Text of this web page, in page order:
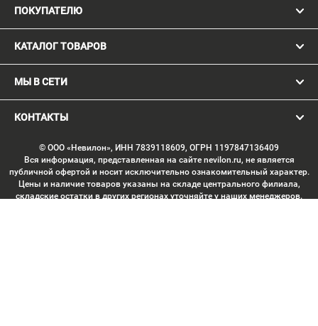
ПОКУПАТЕЛЮ
КАТАЛОГ ТОВАРОВ
МЫ В СЕТИ
КОНТАКТЫ
© ООО «Невилон», ИНН 7839118609, ОГРН 1197847136409
Вся информация, представленная на сайте nevilon.ru, не является
публичной офертой и носит исключительно ознакомительный характер.
Цены и наличие товаров указаны на складе центрального филиала,
складские остатки в других регионах уточняйте у наших менеджеров.